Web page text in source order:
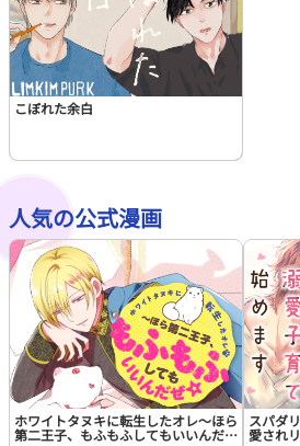
こぼれた余白
人気の公式漫画
ホワイトタヌキに転生したオレ～ほら
第二王子、もふもふしてもいいんだぜ
スパダ
愛され